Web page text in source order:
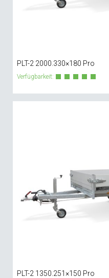
PLT-2 2000.330×180 Pro
Verfügbarkeit:
PLT-2 1350.251×150 Pro